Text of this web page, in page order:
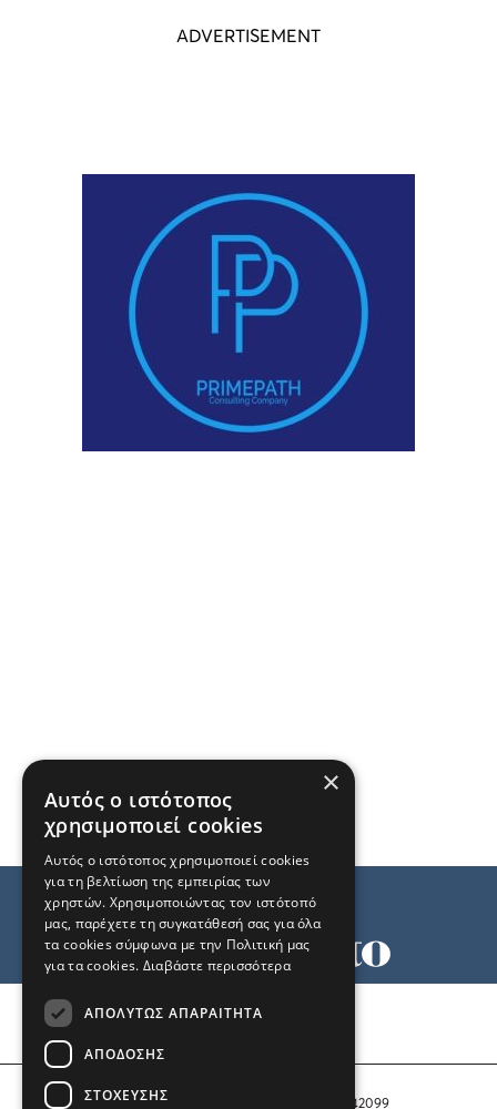
Αριθμός Πιστοποίησης Μ.Η.Τ. 242099
×
Αυτός ο ιστότοπος
χρησιμοποιεί cookies
Αυτός ο ιστότοπος χρησιμοποιεί cookies
για τη βελτίωση της εμπειρίας των
χρηστών. Χρησιμοποιώντας τον ιστότοπό
μας, παρέχετε τη συγκατάθεσή σας για όλα
τα cookies σύμφωνα με την Πολιτική μας
για τα cookies. Διαβάστε περισσότερα
ΑΠΟΛΎΤΩΣ ΑΠΑΡΑΊΤΗΤΑ
ΑΠΌΔΟΣΗΣ
ΣΤΌΧΕΥΣΗΣ